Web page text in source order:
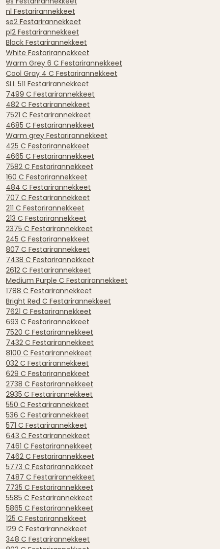
nl Festarirannekkeet
se2 Festarirannekkeet
pl2 Festarirannekkeet
Black Festarirannekkeet
White Festarirannekkeet
Warm Grey 6 C Festarirannekkeet
Cool Gray 4 C Festarirannekkeet
SLL 511 Festarirannekkeet
7499 C Festarirannekkeet
482 C Festarirannekkeet
7521 C Festarirannekkeet
4685 C Festarirannekkeet
Warm grey Festarirannekkeet
425 C Festarirannekkeet
4665 C Festarirannekkeet
7582 C Festarirannekkeet
160 C Festarirannekkeet
484 C Festarirannekkeet
707 C Festarirannekkeet
211 C Festarirannekkeet
213 C Festarirannekkeet
2375 C Festarirannekkeet
245 C Festarirannekkeet
807 C Festarirannekkeet
7438 C Festarirannekkeet
2612 C Festarirannekkeet
Medium Purple C Festarirannekkeet
1788 C Festarirannekkeet
Bright Red C Festarirannekkeet
7621 C Festarirannekkeet
693 C Festarirannekkeet
7520 C Festarirannekkeet
7432 C Festarirannekkeet
8100 C Festarirannekkeet
032 C Festarirannekkeet
629 C Festarirannekkeet
2738 C Festarirannekkeet
2935 C Festarirannekkeet
550 C Festarirannekkeet
536 C Festarirannekkeet
571 C Festarirannekkeet
643 C Festarirannekkeet
7461 C Festarirannekkeet
7462 C Festarirannekkeet
5773 C Festarirannekkeet
7487 C Festarirannekkeet
7735 C Festarirannekkeet
5585 C Festarirannekkeet
5865 C Festarirannekkeet
125 C Festarirannekkeet
129 C Festarirannekkeet
348 C Festarirannekkeet